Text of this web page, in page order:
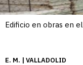
Edificio en obras en
E. M. | VALLADOLID